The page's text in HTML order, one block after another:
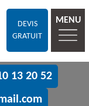
DEVIS
GRATUIT
MENU
13 20 52